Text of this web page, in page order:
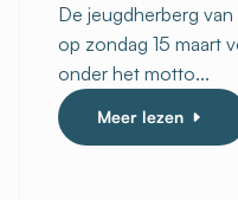
De jeugdherberg
op zondag 15 maart
onder het motto...
Meer lezen